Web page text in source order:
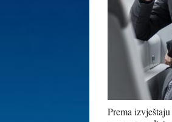
Prema